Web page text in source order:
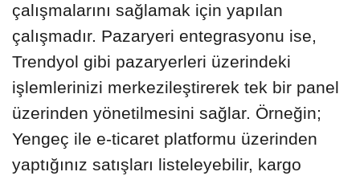
çalışmalarını sağlamak için yapılan
çalışmadır. Pazaryeri entegrasyonu ise,
Trendyol gibi pazaryerleri üzerindeki
işlemlerinizi merkezileştirerek tek bir panel
üzerinden yönetilmesini sağlar. Örneğin;
Yengeç ile e-ticaret platformu üzerinden
yaptığınız satışları listeleyebilir, kargo